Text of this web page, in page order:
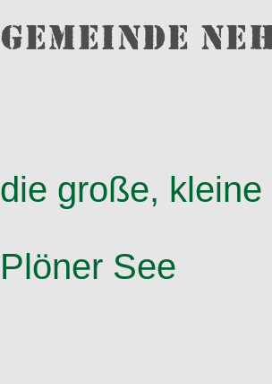
Gemeinde
die große,
Plöner See